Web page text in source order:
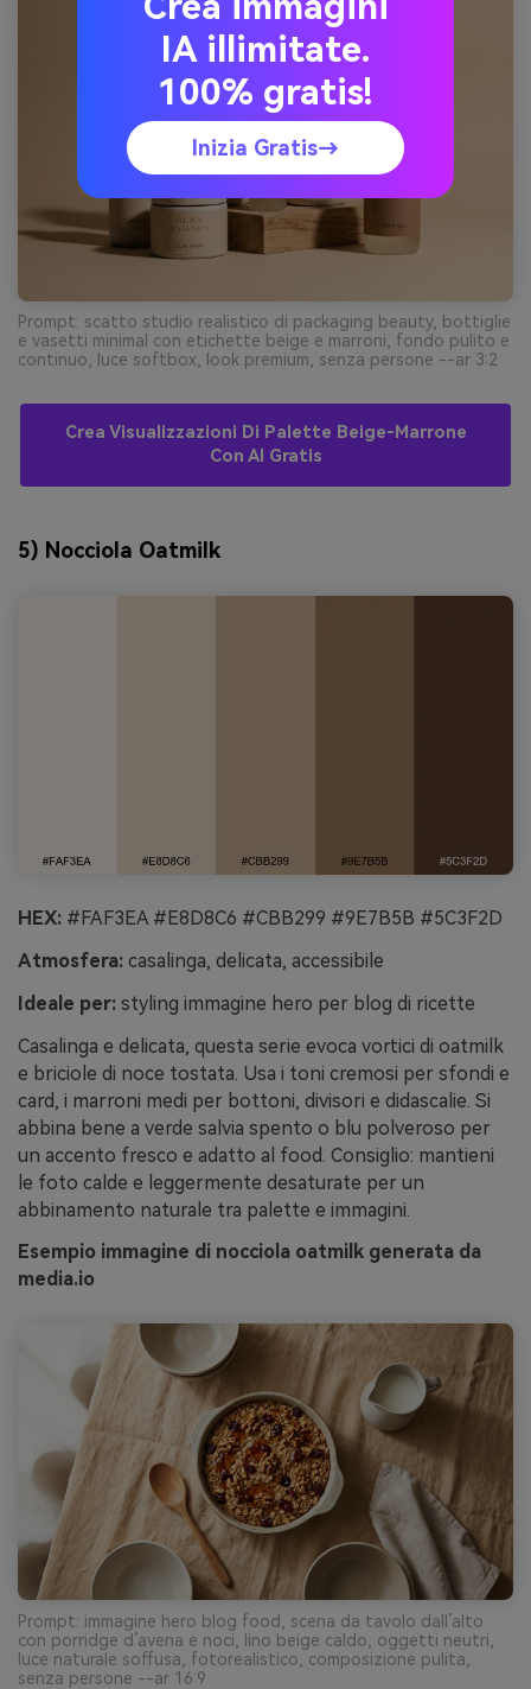
Prompt: scatto studio realistico di packaging beauty, bottiglie
e vasetti minimal con etichette beige e marroni, fondo pulito e
continuo, luce softbox, look premium, senza persone --ar 3:2
Crea Visualizzazioni Di Palette Beige-Marrone
Con AI Gratis
5) Nocciola Oatmilk
HEX: #FAF3EA #E8D8C6 #CBB299 #9E7B5B #5C3F2D
Atmosfera: casalinga, delicata, accessibile
Ideale per: styling immagine hero per blog di ricette
Casalinga e delicata, questa serie evoca vortici di oatmilk
e briciole di noce tostata. Usa i toni cremosi per sfondi e
card, i marroni medi per bottoni, divisori e didascalie. Si
abbina bene a verde salvia spento o blu polveroso per
un accento fresco e adatto al food. Consiglio: mantieni
le foto calde e leggermente desaturate per un
abbinamento naturale tra palette e immagini.
Esempio immagine di nocciola oatmilk generata da
media.io
Prompt: immagine hero blog food, scena da tavolo dall’alto
con porridge d’avena e noci, lino beige caldo, oggetti neutri,
luce naturale soffusa, fotorealistico, composizione pulita,
senza persone --ar 16:9
IA illimitate.
100% gratis!
Inizia Gratis→